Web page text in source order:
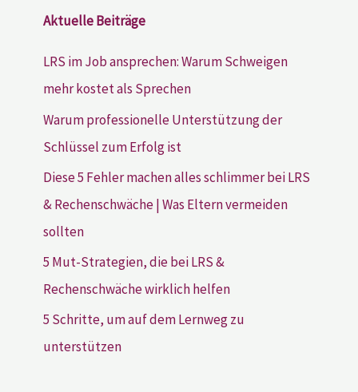
Aktuelle Beiträge
LRS im Job ansprechen: Warum Schweigen
mehr kostet als Sprechen
Warum professionelle Unterstützung der
Schlüssel zum Erfolg ist
Diese 5 Fehler machen alles schlimmer bei LRS
& Rechenschwäche | Was Eltern vermeiden
sollten
5 Mut-Strategien, die bei LRS &
Rechenschwäche wirklich helfen
5 Schritte, um auf dem Lernweg zu
unterstützen